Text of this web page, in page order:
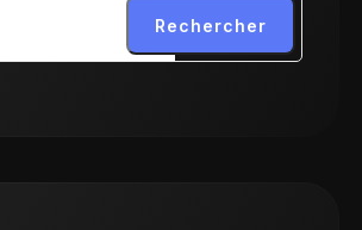
Rechercher